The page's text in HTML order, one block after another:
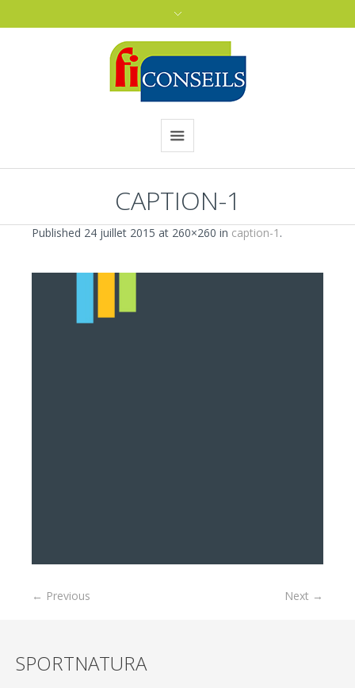
CAPTION-1
Published 24 juillet 2015 at 260×260 in caption-1 .
← Previous Next →
SPORTNATURA